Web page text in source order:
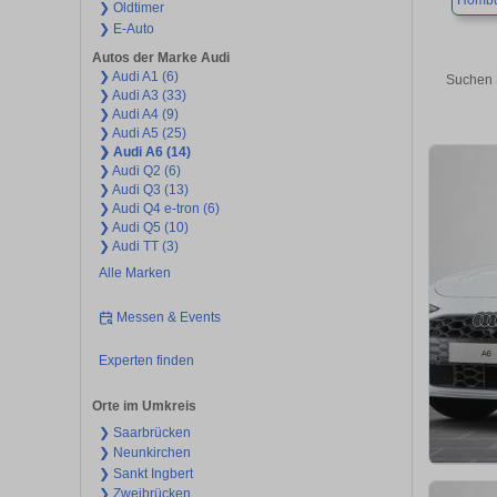
❯ Oldtimer
❯ E-Auto
Autos der Marke Audi
❯ Audi A1 (6)
❯ Audi A3 (33)
❯ Audi A4 (9)
❯ Audi A5 (25)
❯ Audi A6 (14)
❯ Audi Q2 (6)
❯ Audi Q3 (13)
❯ Audi Q4 e-tron (6)
❯ Audi Q5 (10)
❯ Audi TT (3)
Alle Marken
Messen & Events
Experten finden
Orte im Umkreis
❯ Saarbrücken
❯ Neunkirchen
❯ Sankt Ingbert
❯ Zweibrücken
Suchen